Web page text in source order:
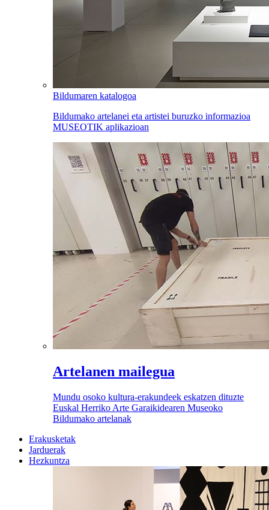
Bildumaren katalogoa
Bildumako artelanei eta artistei buruzko informazioa
MUSEOTIK aplikazioan
Artelanen mailegua
Mundu osoko kultura-erakundeek eskatzen dituzte
Euskal Herriko Arte Garaikidearen Museoko
Bildumako artelanak
Erakusketak
Jarduerak
Hezkuntza